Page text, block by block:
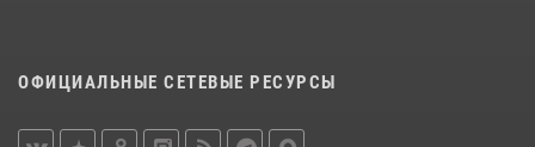
ОФИЦИАЛЬНЫЕ СЕТЕВЫЕ РЕСУРСЫ